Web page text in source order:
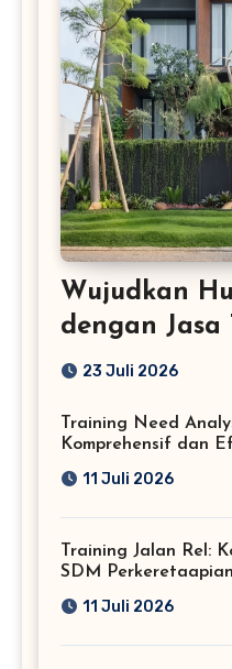
Wujudkan
dengan Jasa
Profesional
23 Juli 2026
Training Need
Komprehensif dan
11 Juli 2026
Training Jalan Rel:
SDM Perkeretaapian
11 Juli 2026